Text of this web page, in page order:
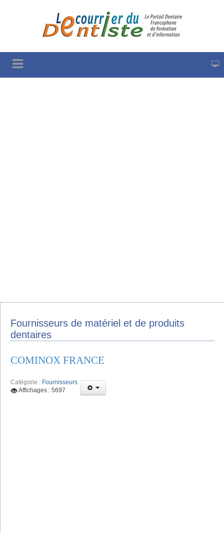
Fournisseurs de matériel et de produits
dentaires
COMINOX FRANCE
Catégorie : Fournisseurs
Affichages : 5697